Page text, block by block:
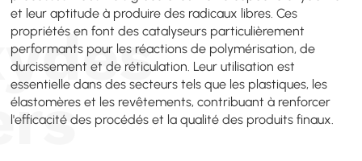
et leur aptitude à produire des radicaux libres. Ces
propriétés en font des catalyseurs particulièrement
performants pour les réactions de polymérisation, de
durcissement et de réticulation. Leur utilisation est
essentielle dans des secteurs tels que les plastiques, les
élastomères et les revêtements, contribuant à renforcer
l'efficacité des procédés et la qualité des produits finaux.